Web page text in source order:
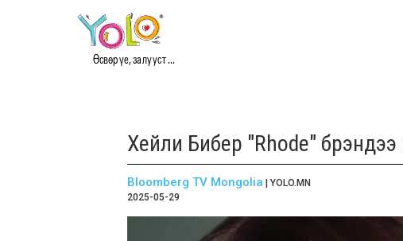
Өсвөр үе, залууст ...
Хейли Бибер "Rhode"
Bloomberg TV Mongolia | YOLO.MN
2025-05-29